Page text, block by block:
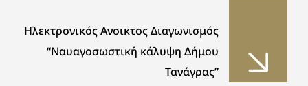
Ηλεκτρονικός Ανοικτος Διαγωνισμός
“Ναυαγοσωστική κάλυψη Δήμου
Τανάγρας”